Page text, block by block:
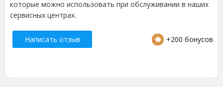
которые можно использовать при обслуживании в наших
сервисных центрах.
Написать отзыв +200 бонусов